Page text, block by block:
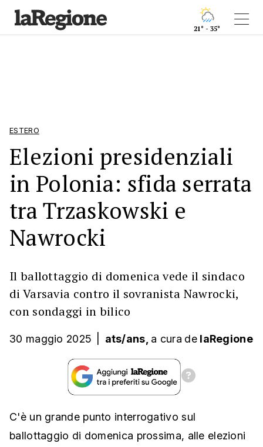
21° - 35°
ESTERO
Elezioni presidenziali
in Polonia: sfida serrata
tra Trzaskowski e
Nawrocki
Il ballottaggio di domenica vede il sindaco
di Varsavia contro il sovranista Nawrocki,
con sondaggi in bilico
30 maggio 2025 ats/ans, a cura de laRegione
C'è un grande punto interrogativo sul
ballottaggio di domenica prossima, alle elezioni